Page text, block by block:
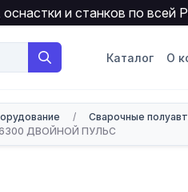
и станков по всей
Каталог О
/ Сварочные
6300 ДВОЙНОЙ ПУЛЬС